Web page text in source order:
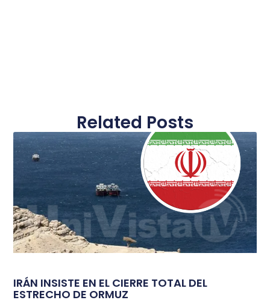
Related Posts
IRÁN INSISTE EN EL CIERRE TOTAL DEL
ESTRECHO DE ORMUZ